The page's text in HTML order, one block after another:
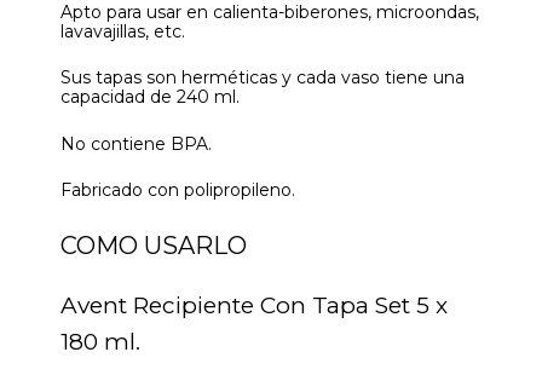
Apto para usar en calienta-biberones, microondas,
lavavajillas, etc.
Sus tapas son herméticas y cada vaso tiene una
capacidad de 240 ml.
No contiene BPA.
Fabricado con polipropileno.
COMO USARLO
Avent Recipiente Con Tapa Set 5 x
180 ml.